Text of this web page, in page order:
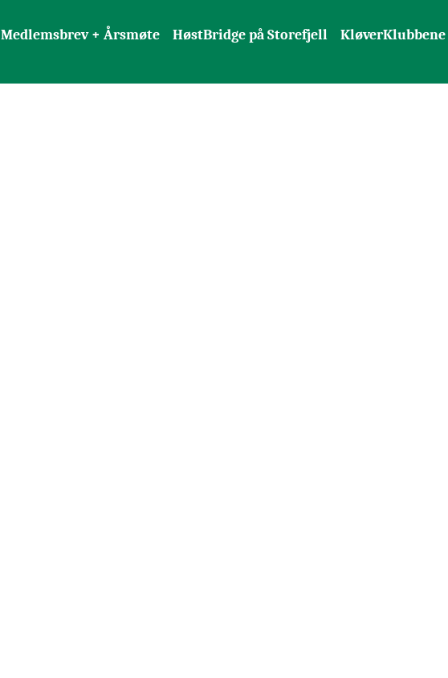
Medlemsbrev + Årsmøte HøstBridge på Storefjell KløverKlubbene